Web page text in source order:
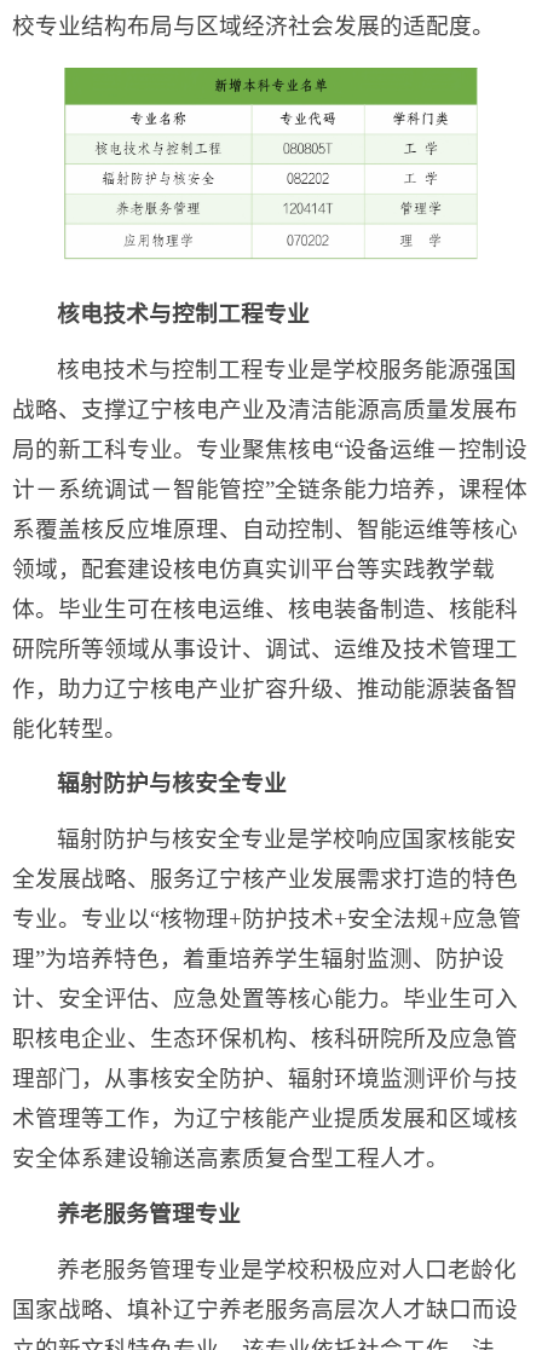
校专业结构布局与区域经济社会发展的适配度。
核电技术与控制工程专业
核电技术与控制工程专业是学校服务能源强国
战略、支撑辽宁核电产业及清洁能源高质量发展布
局的新工科专业。专业聚焦核电“设备运维－控制设
计－系统调试－智能管控”全链条能力培养，课程体
系覆盖核反应堆原理、自动控制、智能运维等核心
领域，配套建设核电仿真实训平台等实践教学载
体。毕业生可在核电运维、核电装备制造、核能科
研院所等领域从事设计、调试、运维及技术管理工
作，助力辽宁核电产业扩容升级、推动能源装备智
能化转型。
辐射防护与核安全专业
辐射防护与核安全专业是学校响应国家核能安
全发展战略、服务辽宁核产业发展需求打造的特色
专业。专业以“核物理+防护技术+安全法规+应急管
理”为培养特色，着重培养学生辐射监测、防护设
计、安全评估、应急处置等核心能力。毕业生可入
职核电企业、生态环保机构、核科研院所及应急管
理部门，从事核安全防护、辐射环境监测评价与技
术管理等工作，为辽宁核能产业提质发展和区域核
安全体系建设输送高素质复合型工程人才。
养老服务管理专业
养老服务管理专业是学校积极应对人口老龄化
国家战略、填补辽宁养老服务高层次人才缺口而设